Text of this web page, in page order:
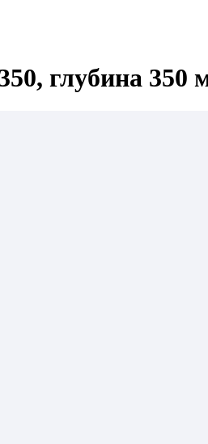
глубина